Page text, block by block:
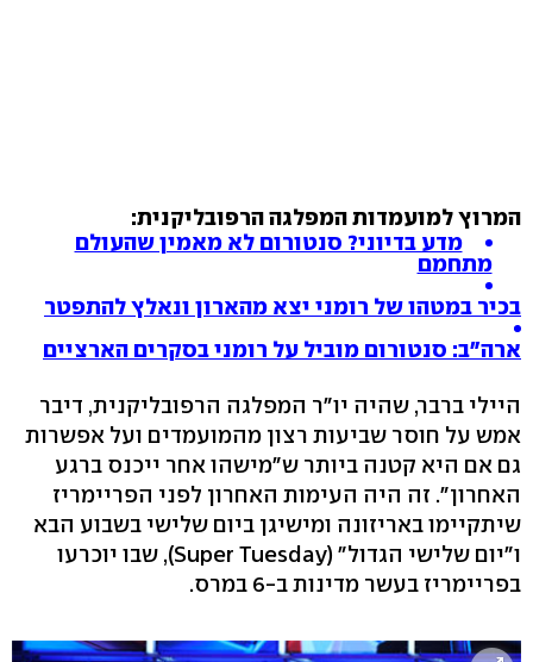
המרוץ למועמדות המפלגה הרפובליקנית:
מדע בדיוני? סנטורום לא מאמין שהעולם
מתחמם
בכיר במטהו של רומני יצא מהארון ונאלץ להתפטר
ארה"ב: סנטורום מוביל על רומני בסקרים הארציים
היילי ברבר, שהיה יו"ר המפלגה הרפובליקנית, דיבר
אמש על חוסר שביעות רצון מהמועמדים ועל אפשרות
גם אם היא קטנה ביותר ש"מישהו אחר ייכנס ברגע
האחרון". זה היה העימות האחרון לפני הפריימריז
שיתקיימו באריזונה ומישיגן ביום שלישי בשבוע הבא
ו"יום שלישי הגדול" (Super Tuesday), שבו יוכרעו
בפריימריז בעשר מדינות ב-6 במרס.